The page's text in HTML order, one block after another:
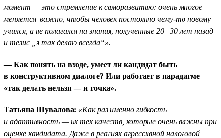
момент — это стремление к саморазвитию: очень многое
меняется, важно, чтобы человек постоянно чему-то новому
учился, а не полагался на знания, полученные 20−30 лет назад
и тезис „я так делаю всегда“».
— Как понять на входе, умеет ли кандидат быть
в конструктивном диалоге? Или работает в парадигме
«так делать нельзя — и точка».
Татьяна Шувалова: «Как раз именно гибкость
и адаптивность — их тех качеств, которые очень важны при
оценке кандидата. Даже в реалиях агрессивной налоговой